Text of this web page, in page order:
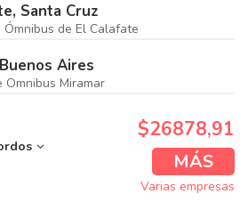
Santa Cruz
Ómnibus de El Calafate
Aires
Omnibus Miramar
$26878,91
MÁS
Varias empresas